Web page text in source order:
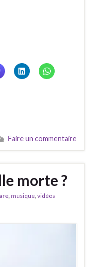
Faire un commentaire
morte ?
musique vidéos